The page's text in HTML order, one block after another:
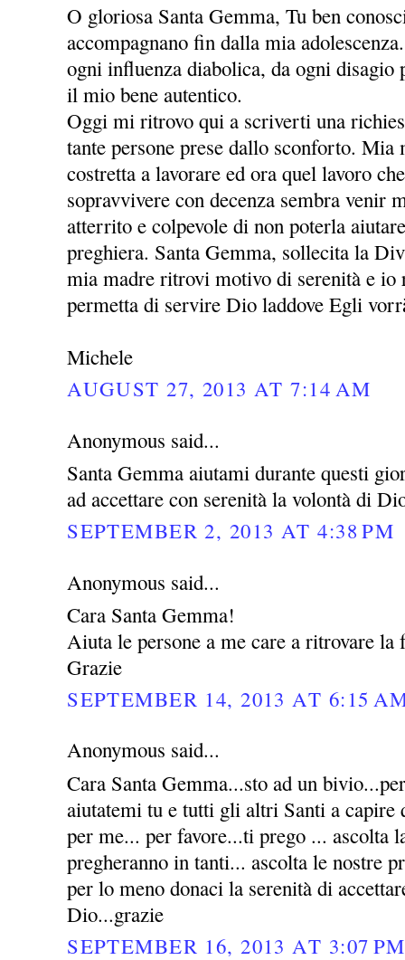
O gloriosa Santa Gemma, Tu ben
accompagnano fin dalla mia
ogni influenza diabolica, da ogni disagio
il mio bene autentico.
Oggi mi ritrovo qui a scriverti una
tante persone prese dallo sconforto. Mia
costretta a lavorare ed ora quel lavoro
sopravvivere con decenza sembra venir
atterrito e colpevole di non poterla
preghiera. Santa Gemma, sollecita la
mia madre ritrovi motivo di serenità e
permetta di servire Dio laddove Egli
Michele
AUGUST 27, 2013 AT 7:14 AM
Anonymous said...
Santa Gemma aiutami durante questi
ad accettare con serenità la volontà di
SEPTEMBER 2, 2013 AT 4:38 PM
Anonymous said...
Cara Santa Gemma!
Aiuta le persone a me care a ritrovare
Grazie
SEPTEMBER 14, 2013 AT 6:15
Anonymous said...
Cara Santa Gemma...sto ad un
aiutatemi tu e tutti gli altri Santi a capire
per me... per favore...ti prego ... ascolta
pregheranno in tanti... ascolta le nostre
per lo meno donaci la serenità di
Dio...grazie
SEPTEMBER 16, 2013 AT 3:07 PM